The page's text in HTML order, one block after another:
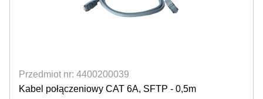
Przedmiot nr: 4400200039
Kabel połączeniowy CAT 6A, SFTP - 0,5m